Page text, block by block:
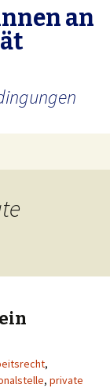
an
,
, private